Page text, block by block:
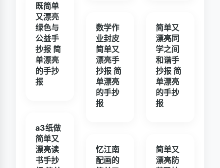
既简单
又漂亮
绿色与
公益手
抄报 简
单漂亮
的手抄
报
a3纸做
简单又
漂亮读
书手抄
数学作
业封皮
简单又
漂亮手
抄报 简
单漂亮
的手抄
报
忆江南
配画的
简单又
漂亮同
学之间
和谐手
抄报 简
单漂亮
的手抄
报
简单又
漂亮防